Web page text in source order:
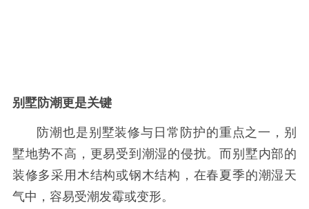
别墅防潮更是关键
防潮也是别墅装修与日常防护的重点之一，别
墅地势不高，更易受到潮湿的侵扰。而别墅内部的
装修多采用木结构或钢木结构，在春夏季的潮湿天
气中，容易受潮发霉或变形。